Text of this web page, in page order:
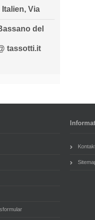
Via
del
tassotti.it